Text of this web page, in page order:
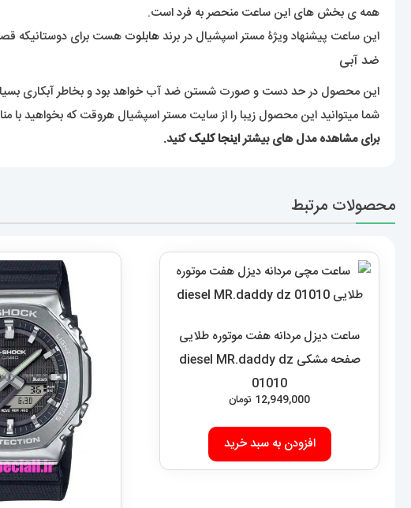
همه ی بخش های این ساعت منحصر به فرد است.
این ساعت پیشنهاد ویژۀ مستر اسپشیال در برندهابلوت هست برای دوستانیکه
ضد آبی
این محصول در حد دست و صورت شستن ضد آب خواهد بود و بخاطر آبکاری
شما میتوانید این محصول زیبا را از سایت مستر اسپشیال هروقت که بخواهید با
برای مشاهده مدل های بیشتراینجا کلیککنید.
محصولات مرتبط
ساعت دیزل مردانه هفت موتوره طلایی
صفحه مشکی diesel MR.daddy dz
01010
12,949,000 تومان
افزودن به سبد خرید